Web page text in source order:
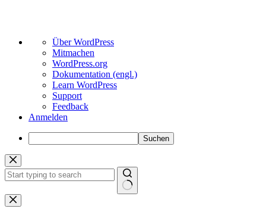
Über
WordPress
Über WordPress
Mitmachen
WordPress.org
Dokumentation (engl.)
Learn WordPress
Support
Feedback
Anmelden
Suchen
Zum
Inhalt
springen
Keine
Ergebnisse